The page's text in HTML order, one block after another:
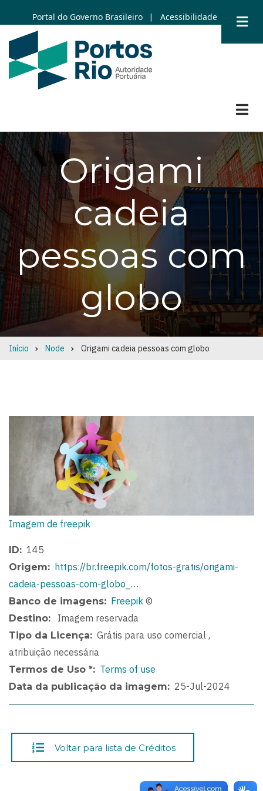
to
main
content
Portal do Governo Brasileiro | Acessibilidade
Origami
cadeia
pessoas com
globo
Breadcrumb
Início Node Origami cadeia pessoas com globo
Imagem de freepik
ID 145
Origem
https://br.freepik.com/fotos-gratis/origami-
cadeia-pessoas-com-globo_…
Banco de imagens Freepik ©
Destino Imagem reservada
Tipo da Licença
Grátis para uso comercial ,
atribuição necessária
Termos de Uso * Terms of use
Data da publicação da imagem 25-Jul-2024
Voltar para lista de Créditos